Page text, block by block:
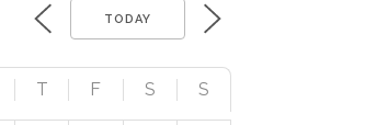
TODAY
T F S S